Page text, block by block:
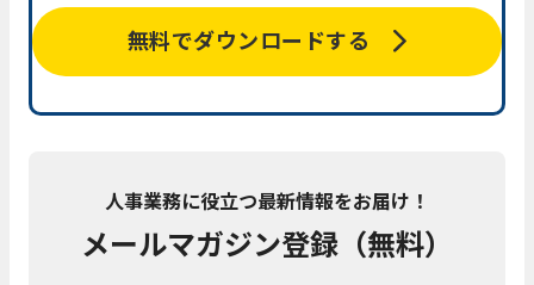
無料でダウンロードする
人事業務に役立つ最新情報をお届け！
メールマガジン登録（無料）